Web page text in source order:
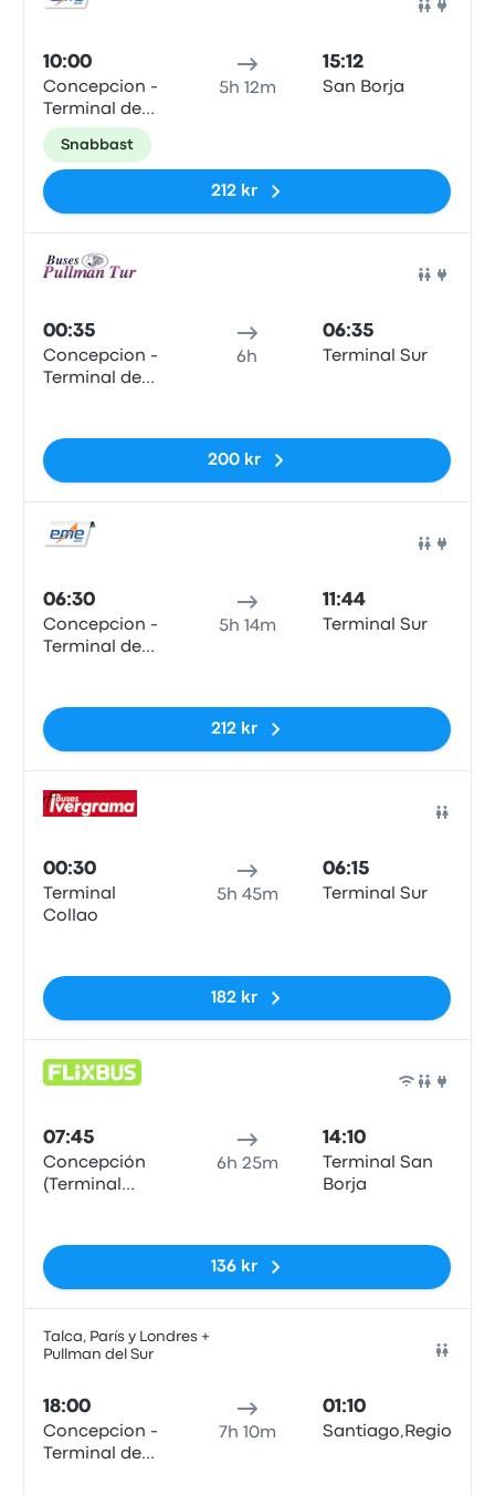
10:00
Concepcion -
Terminal de
Buses Collao
5h 12m
15:12
San Borja
Snabbast
212 kr
00:35
Concepcion -
Terminal de
6h
06:35
Terminal Sur
200 kr
06:30
Concepcion -
Terminal de
5h 14m
11:44
Terminal Sur
212 kr
00:30
Terminal
Collao
5h 45m
06:15
Terminal Sur
182 kr
07:45
Concepción
(Terminal
6h 25m
14:10
Terminal San
Borja
136 kr
Talca, París y Londres +
Pullman del Sur
18:00
Concepcion -
Terminal de
7h 10m
01:10